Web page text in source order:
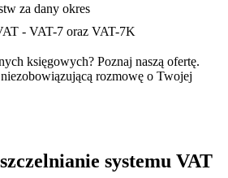
za dany okres
- VAT-7 oraz VAT-7K
księgowych? Poznaj naszą ofertę.
rozmowę o Twojej
systemu VAT